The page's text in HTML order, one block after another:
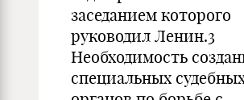
заседанием которого
руководил Ленин.3
Необходимость
специальных